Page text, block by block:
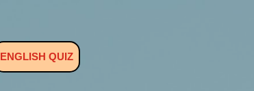
ENGLISH QUIZ